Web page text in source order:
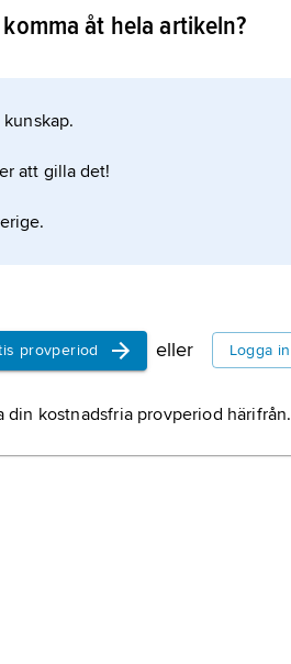
när den fångas. Det
Men det är ovanligt. De
åt hela artikeln?
att gilla det!
provperiod eller Logga in
din kostnadsfria provperiod härifrån.